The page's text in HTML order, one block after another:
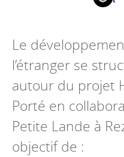
Le
l’étranger se
autour du projet
Porté en
Petite Lande à
objectif de :